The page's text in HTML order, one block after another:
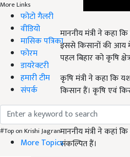
More Links
फोटो गैलरी
वीडियो
मासिक पत्रिका
फोरम
डायरेक्टरी
हमारी टीम
संपर्क
#Top on Krishi Jagran
More Topics
इससे किसानों की आय में
पहल बिहार को कृषि
कृषि मंत्री ने कहा कि
किसान हैं। कृषि एवं
“सरकार किसान के
माननीय मंत्री ने कहां
संकल्पित हैं।